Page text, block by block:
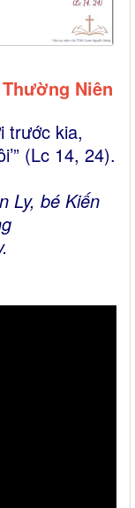
Niên
trước kia,
(Lc 14, 24).
Ly, bé Kiến